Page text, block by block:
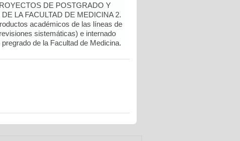
DE POSTGRADO Y
LA FACULTAD DE MEDICINA 2.
académicos de las líneas de
sistemáticas) e internado
de la Facultad de Medicina.